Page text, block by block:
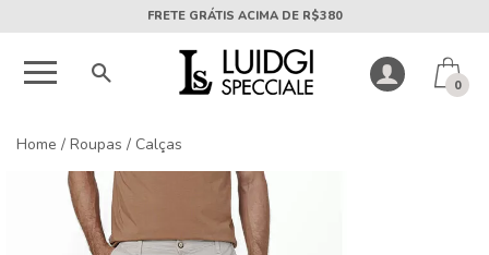
5X SEM JUROS PARCELA MÍNIMA DE R$50
0
Home / Roupas / Calças